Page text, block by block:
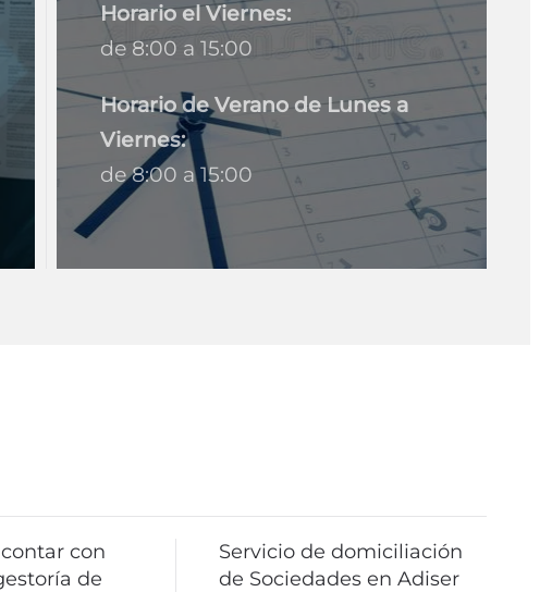
Horario el Viernes:
de 8:00 a 15:00
Horario de Verano de Lunes a
Viernes:
de 8:00 a 15:00
con
de
Servicio de domiciliación
de Sociedades en Adiser